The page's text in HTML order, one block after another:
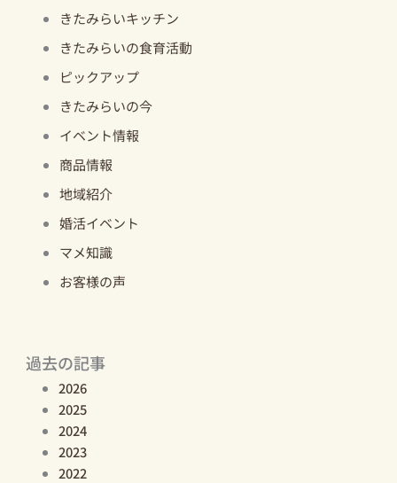
きたみらいキッチン
きたみらいの食育活動
ピックアップ
きたみらいの今
イベント情報
商品情報
地域紹介
婚活イベント
マメ知識
お客様の声
過去の記事
2026
2025
2024
2023
2022